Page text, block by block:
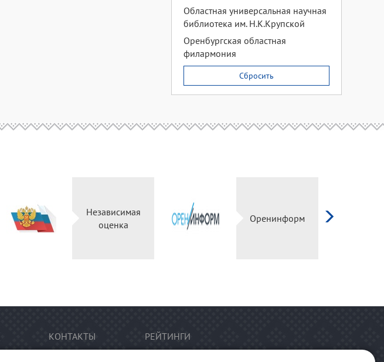
Областная универсальная научная
библиотека им. Н.К.Крупской
Оренбургская областная
филармония
Сбросить
Независимая
оценка
Оренинформ
КОНТАКТЫ РЕЙТИНГИ